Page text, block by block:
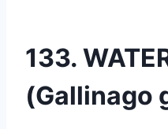
133.
(Gallinago